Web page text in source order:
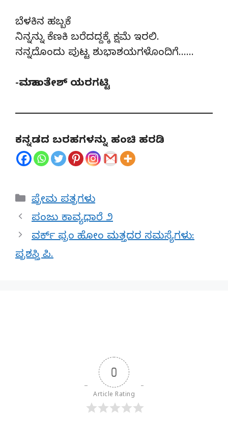
ಬೆಳಕಿನ ಹಬ್ಬಕೆ
ನಿನ್ನನ್ನು ಕೆಣಕಿ ಬರೆದದ್ದಕ್ಕೆ ಕ್ಷಮೆ ಇರಲಿ.
ನನ್ನದೊಂದು ಪುಟ್ಟ ಶುಭಾಶಯಗಳೊಂದಿಗೆ……
-ಮಹಾಂತೇಶ್ ಯರಗಟ್ಟಿ
ಕನ್ನಡದ ಬರಹಗಳನ್ನು ಹಂಚಿ ಹರಡಿ
Categories
ಪ್ರೇಮ ಪತ್ರಗಳು
ಪಂಜು ಕಾವ್ಯಧಾರೆ ೨
ವರ್ಕ್ ಫ್ರಂ ಹೋಂ ಮತ್ತದರ ಸಮಸ್ಯೆಗಳು:
ಪ್ರಶಸ್ತಿ ಪಿ.
0
Article Rating